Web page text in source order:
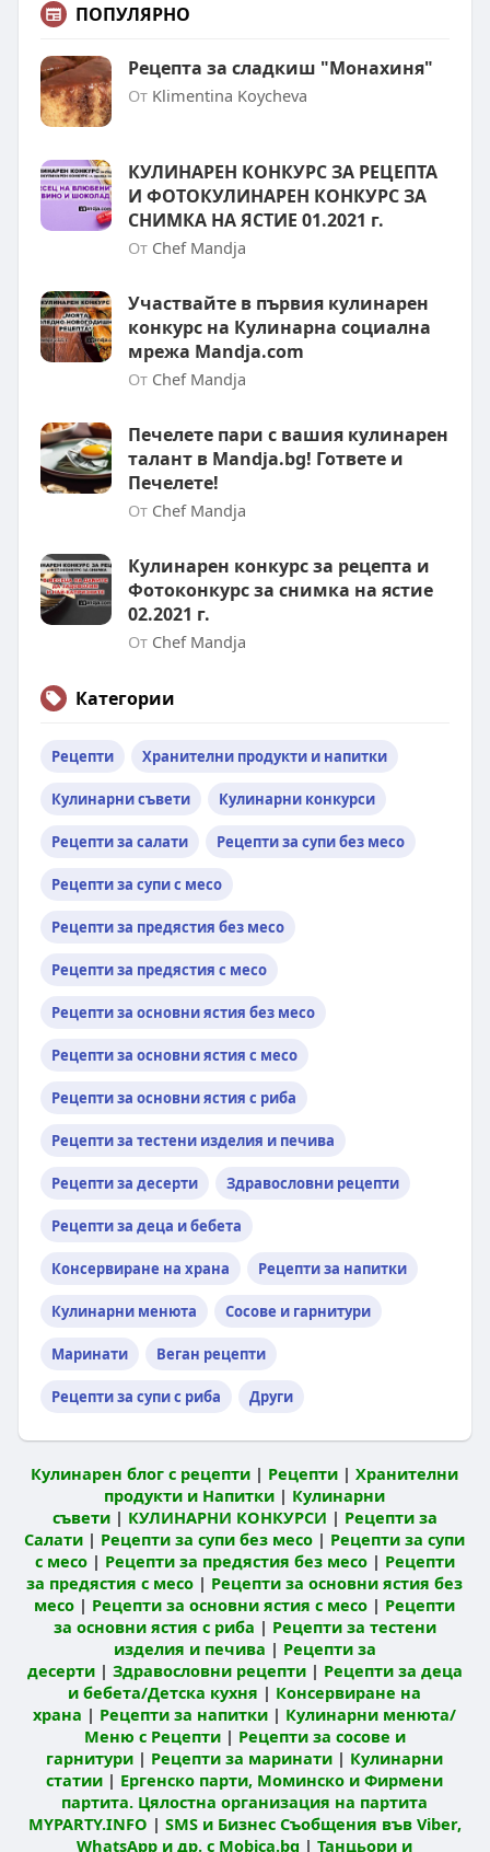
ПОПУЛЯРНО
Рецепта за сладкиш "Монахиня"
От Klimentina Koycheva
КУЛИНАРЕН КОНКУРС ЗА РЕЦЕПТА
И ФОТОКУЛИНАРЕН КОНКУРС ЗА
СНИМКА НА ЯСТИЕ 01.2021 г.
От Chef Mandja
Участвайте в първия кулинарен
конкурс на Кулинарна социална
мрежа Mandja.com
От Chef Mandja
Печелете пари с вашия кулинарен
талант в Mandja.bg! Гответе и
Печелете!
От Chef Mandja
Кулинарен конкурс за рецепта и
Фотоконкурс за снимка на ястие
02.2021 г.
От Chef Mandja
Категории
Рецепти Хранителни продукти и напитки
Кулинарни съвети Кулинарни конкурси
Рецепти за салати Рецепти за супи без месо
Рецепти за супи с месо
Рецепти за предястия без месо
Рецепти за предястия с месо
Рецепти за основни ястия без месо
Рецепти за основни ястия с месо
Рецепти за основни ястия с риба
Рецепти за тестени изделия и печива
Рецепти за десерти Здравословни рецепти
Рецепти за деца и бебета
Консервиране на храна Рецепти за напитки
Кулинарни менюта Сосове и гарнитури
Маринати Веган рецепти
Рецепти за супи с риба Други
Кулинарен блог с рецепти | Рецепти |Хранителни
продукти и Напитки | Кулинарни
съвети| КУЛИНАРНИ КОНКУРСИ | Рецепти за
Салати | Рецепти за супи без месо | Рецепти за супи
с месо| Рецепти за предястия без месо| Рецепти
за предястия с месо | Рецепти за основни ястия без
месо | Рецепти за основни ястия с месо | Рецепти
за основни ястия с риба | Рецепти за тестени
изделия и печива | Рецепти за
десерти| Здравословни рецепти| Рецепти за деца
и бебета/Детска кухня | Консервиране на
храна | Рецепти за напитки | Кулинарни менюта/
Меню с Рецепти| Рецепти за сосове и
гарнитури | Рецепти за маринати | Кулинарни
статии | Ергенско парти, Моминско и Фирмени
партита. Цялостна организация на партита
MYPARTY.INFO | SMS и Бизнес Съобщения във Viber,
WhatsApp и др. с Mobica.bg |Танцьори и